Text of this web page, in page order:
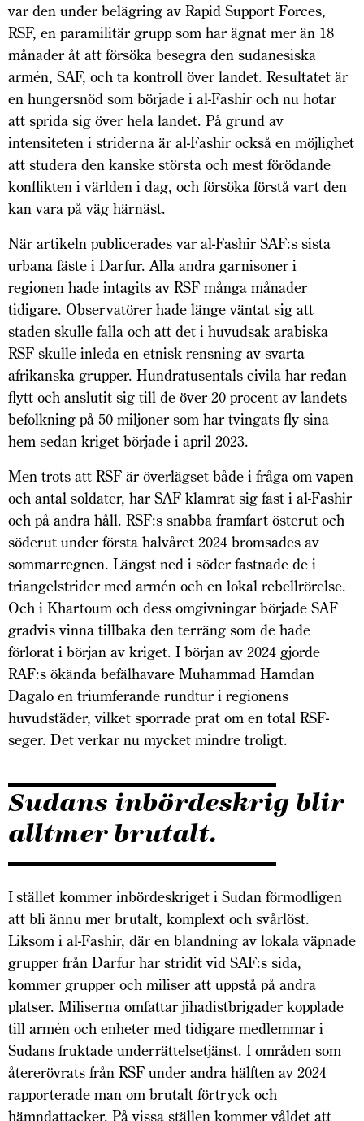
var den under belägring av Rapid Support Forces,
RSF, en paramilitär grupp som har ägnat mer än 18
månader åt att försöka besegra den sudanesiska
armén, SAF, och ta kontroll över landet. Resultatet är
en hungersnöd som började i al-Fashir och nu hotar
att sprida sig över hela landet. På grund av
intensiteten i striderna är al-Fashir också en möjlighet
att studera den kanske största och mest förödande
konflikten i världen i dag, och försöka förstå vart den
kan vara på väg härnäst.
När artikeln publicerades var al-Fashir SAF:s sista
urbana fäste i Darfur. Alla andra garnisoner i
regionen hade intagits av RSF många månader
tidigare. Observatörer hade länge väntat sig att
staden skulle falla och att det i huvudsak arabiska
RSF skulle inleda en etnisk rensning av svarta
afrikanska grupper. Hundratusentals civila har redan
flytt och anslutit sig till de över 20 procent av landets
befolkning på 50 miljoner som har tvingats fly sina
hem sedan kriget började i april 2023.
Men trots att RSF är överlägset både i fråga om vapen
och antal soldater, har SAF klamrat sig fast i al-Fashir
och på andra håll. RSF:s snabba framfart öster­ut och
söderut under första halvåret 2024 bromsades av
sommarregnen. Längst ned i söder fastnade de i
triangelstrider med armén och en lokal rebellrörelse.
Och i Khartoum och dess omgivningar började SAF
gradvis vinna tillbaka den terräng som de hade
förlorat i början av kriget. I början av 2024 gjorde
RAF:s ökända befälhavare Muhammad Hamdan
Dagalo en triumferande rundtur i regionens
huvudstäder, vilket sporrade prat om en total RSF-
seger. Det verkar nu mycket mindre troligt.
Sudans inbördeskrig blir
alltmer brutalt.
I stället kommer inbördeskriget i Sudan förmodligen
att bli ännu mer brutalt, komplext och svårlöst.
Liksom i al-Fashir, där en blandning av lokala väpnade
grupper från Darfur har stridit vid SAF:s sida,
kommer grupper och miliser att uppstå på andra
platser. Miliserna omfattar jihadistbrigader kopplade
till armén och enheter med tidigare medlemmar i
Sudans fruktade underrättelsetjänst. I områden som
återerövrats från RSF under andra hälften av 2024
rapporterade man om brutalt förtryck och
hämndattacker. På vissa ställen kommer våldet att